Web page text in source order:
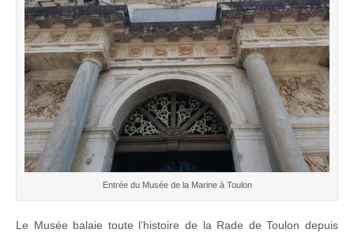
Entrée du Musée de la Marine à Toulon
Le Musée balaie toute l’histoire de la Rade de Toulon depuis